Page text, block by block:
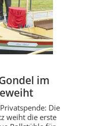
im
Die
weiht die erste